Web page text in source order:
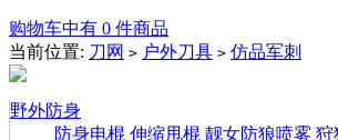
购物车中有 0 件商品
当前位置: 刀网 > 户外刀具 > 仿品军刺
野外防身
防身电棍 伸缩甩棍 靓女防狼喷雾 狩